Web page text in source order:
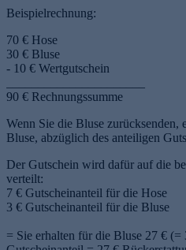
Beispielrechnung:
70 € Hose
30 € Bluse
- 10 € Wertgutschein
90 € Rechnungssumme
Wenn Sie die Bluse zurücksenden,
Bluse, abzüglich des anteiligen
Der Gutschein wird dafür auf die
verteilt:
7 € Gutscheinanteil für die Hose
3 € Gutscheinanteil für die Bluse
= Sie erhalten für die Bluse 27 €